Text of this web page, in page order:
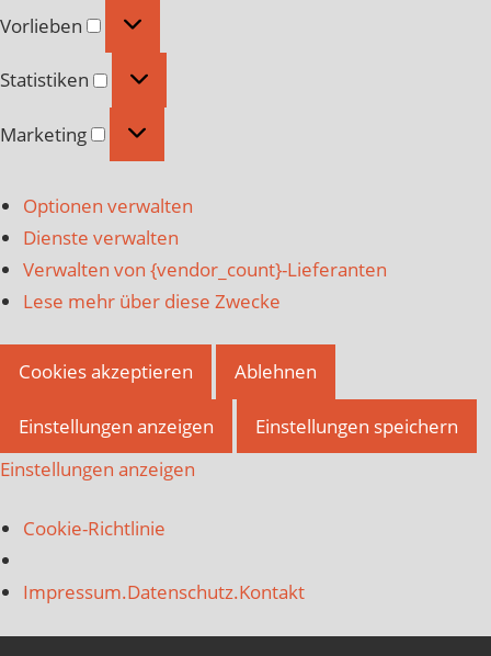
Vorlieben Vorlieben
Statistiken Statistiken
Marketing Marketing
Optionen verwalten
Dienste verwalten
Verwalten von {vendor_count}-Lieferanten
Lese mehr über diese Zwecke
Cookies akzeptieren Ablehnen
Einstellungen anzeigen
Einstellungen speichern
Einstellungen anzeigen
Cookie-Richtlinie
Impressum.Datenschutz.Kontakt